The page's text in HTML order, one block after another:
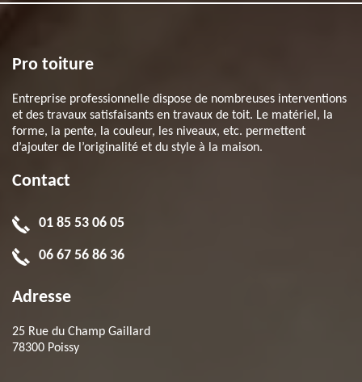
Pro toiture
Entreprise professionnelle dispose de nombreuses interventions
et des travaux satisfaisants en travaux de toit. Le matériel, la
forme, la pente, la couleur, les niveaux, etc. permettent
d’ajouter de l’originalité et du style à la maison.
Contact
01 85 53 06 05
06 67 56 86 36
Adresse
25 Rue du Champ Gaillard
78300 Poissy